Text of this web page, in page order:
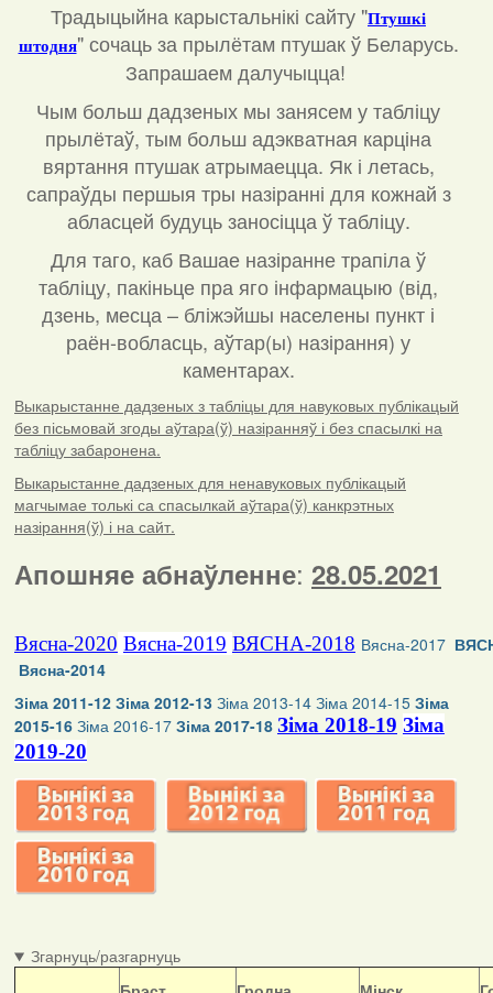
Традыцыйна карыстальнікі сайту "Птушкі
штодня" сочаць за прылётам птушак ў Беларусь.
Запрашаем далучыцца!
Чым больш дадзеных мы занясем у табліцу
прылётаў, тым больш адэкватная карціна
вяртання птушак атрымаецца. Як і летась,
сапраўды першыя тры назіранні для кожнай з
абласцей будуць заносіцца ў табліцу.
Для таго, каб Вашае назіранне трапіла ў
табліцу, пакіньце пра яго інфармацыю (від,
дзень, месца – бліжэйшы населены пункт і
раён-вобласць, аўтар(ы) назірання) у
каментарах.
Выкарыстанне дадзеных з табліцы для навуковых публікацый
без пісьмовай згоды аўтара(ў) назіранняў і без спасылкі на
табліцу забаронена.
Выкарыстанне дадзеных для ненавуковых публікацый
магчымае толькі са спасылкай аўтара(ў) канкрэтных
назірання(ў) і на сайт.
Апошняе абнаўленне: 28.05.2021
Вясна-2020 Вясна-2019 ВЯСНА-2018 Вясна-2017
Вясна-2014
Зіма 2011-12 Зіма 2012-13 Зіма 2013-14 Зіма 2014-15 Зіма
2015-16 Зіма 2016-17 Зіма 2017-18 Зіма 2018-19 Зіма
2019-20
Згарнуць/разгарнуць